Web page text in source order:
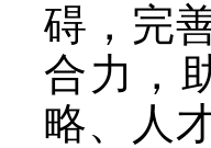
碍，完
合力，
略、人